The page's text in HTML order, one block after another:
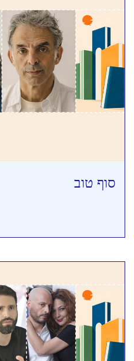
סוף טוב